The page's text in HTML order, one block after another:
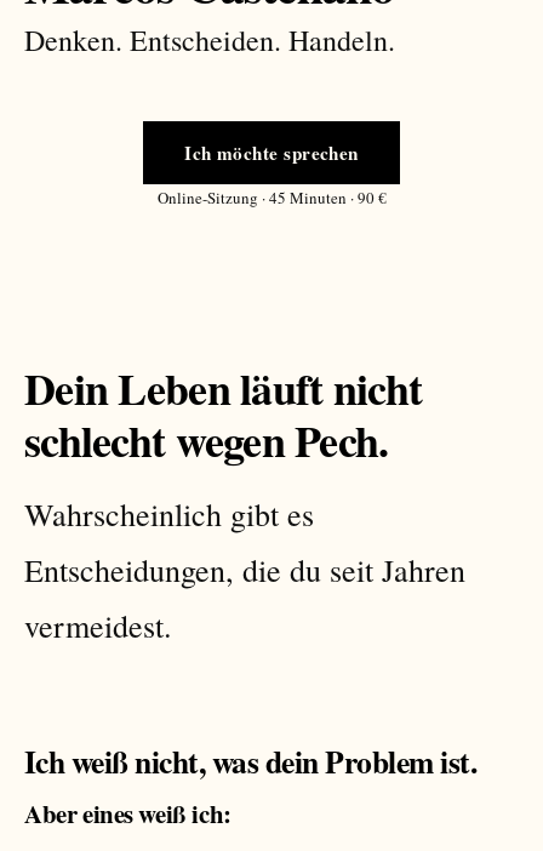
Denken. Entscheiden. Handeln.
Ich möchte sprechen
Online-Sitzung · 45 Minuten · 90 €
Dein Leben läuft nicht
schlecht wegen Pech.
Wahrscheinlich gibt es
Entscheidungen, die du seit Jahren
vermeidest.
Ich weiß nicht, was dein Problem ist.
Aber eines weiß ich: